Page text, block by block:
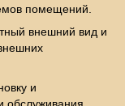
помещений.
внешний вид и
и
обслуживания.